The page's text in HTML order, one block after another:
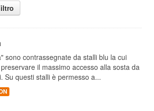
sono contrassegnate da stalli blu la cui
il massimo accesso alla sosta da
Su questi stalli è permesso a...